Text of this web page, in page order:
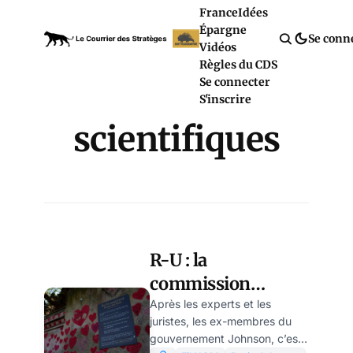
FranceIdées
Épargne
Vidéos
Règles du CDS
Se connecter
S'inscrire
Se
scientifiques
R-U : la
commission
d’enquête dévoile
les désaccords au
Après les experts et les
juristes, les ex-membres du
gouvernement Johnson, c’est